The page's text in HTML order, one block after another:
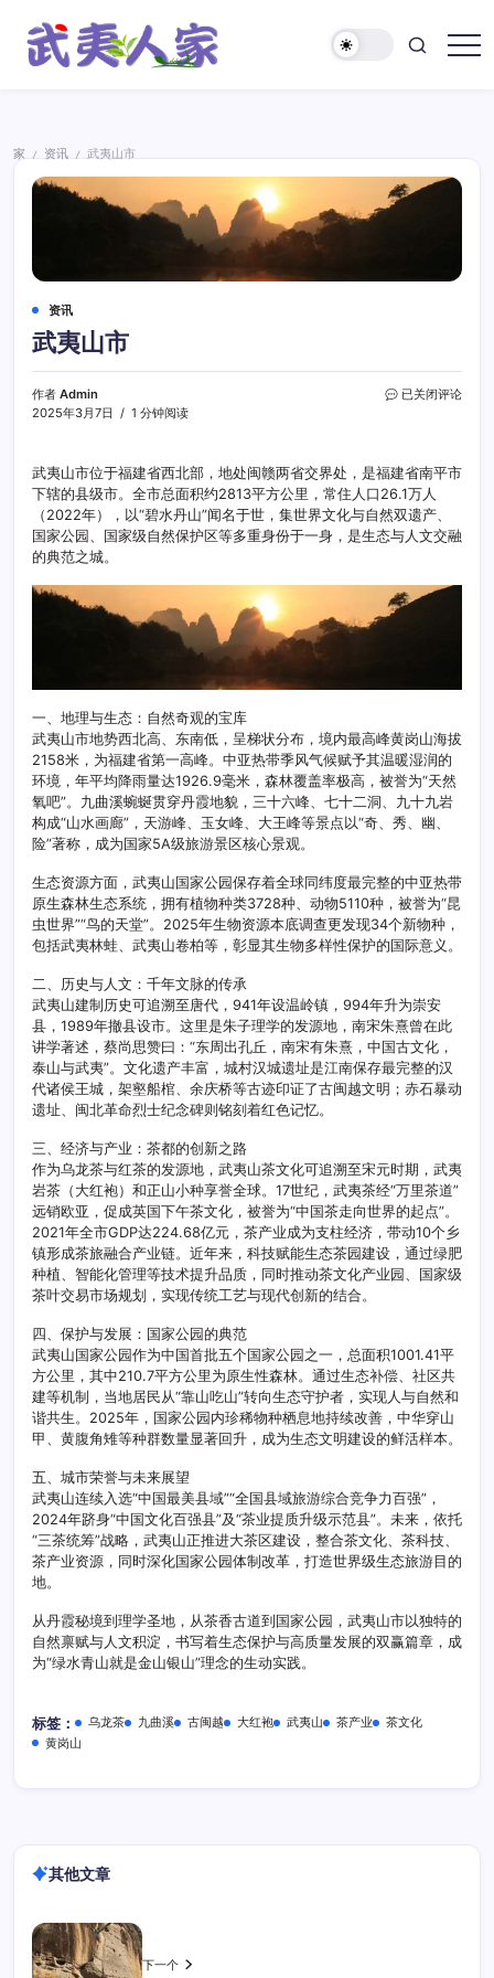
家
家 / 资讯 / 武夷山市
资讯
武夷山市
作者 Admin
2025年3月7日
1 分钟阅读
武
已关闭评论
武夷山市位于福建省西北部，地处闽赣两省交界处，是福建省南平市
下辖的县级市。全市总面积约2813平方公里，常住人口26.1万人
（2022年），以“碧水丹山”闻名于世，集世界文化与自然双遗产、
国家公园、国家级自然保护区等多重身份于一身，是生态与人文交融
的典范之城。
一、地理与生态：自然奇观的宝库
武夷山市地势西北高、东南低，呈梯状分布，境内最高峰黄岗山海拔
2158米，为福建省第一高峰。中亚热带季风气候赋予其温暖湿润的
环境，年平均降雨量达1926.9毫米，森林覆盖率极高，被誉为“天然
氧吧”。九曲溪蜿蜒贯穿丹霞地貌，三十六峰、七十二洞、九十九岩
构成“山水画廊”，天游峰、玉女峰、大王峰等景点以“奇、秀、幽、
险”著称，成为国家5A级旅游景区核心景观。
生态资源方面，武夷山国家公园保存着全球同纬度最完整的中亚热带
原生森林生态系统，拥有植物种类3728种、动物5110种，被誉为“昆
虫世界”“鸟的天堂”。2025年生物资源本底调查更发现34个新物种，
包括武夷林蛙、武夷山卷柏等，彰显其生物多样性保护的国际意义。
二、历史与人文：千年文脉的传承
武夷山建制历史可追溯至唐代，941年设温岭镇，994年升为崇安
县，1989年撤县设市。这里是朱子理学的发源地，南宋朱熹曾在此
讲学著述，蔡尚思赞曰：“东周出孔丘，南宋有朱熹，中国古文化，
泰山与武夷”。文化遗产丰富，城村汉城遗址是江南保存最完整的汉
代诸侯王城，架壑船棺、余庆桥等古迹印证了古闽越文明；赤石暴动
遗址、闽北革命烈士纪念碑则铭刻着红色记忆。
三、经济与产业：茶都的创新之路
作为乌龙茶与红茶的发源地，武夷山茶文化可追溯至宋元时期，武夷
岩茶（大红袍）和正山小种享誉全球。17世纪，武夷茶经“万里茶道”
远销欧亚，促成英国下午茶文化，被誉为“中国茶走向世界的起点”。
2021年全市GDP达224.68亿元，茶产业成为支柱经济，带动10个乡
镇形成茶旅融合产业链。近年来，科技赋能生态茶园建设，通过绿肥
种植、智能化管理等技术提升品质，同时推动茶文化产业园、国家级
茶叶交易市场规划，实现传统工艺与现代创新的结合。
四、保护与发展：国家公园的典范
武夷山国家公园作为中国首批五个国家公园之一，总面积1001.41平
方公里，其中210.7平方公里为原生性森林。通过生态补偿、社区共
建等机制，当地居民从“靠山吃山”转向生态守护者，实现人与自然和
谐共生。2025年，国家公园内珍稀物种栖息地持续改善，中华穿山
甲、黄腹角雉等种群数量显著回升，成为生态文明建设的鲜活样本。
五、城市荣誉与未来展望
武夷山连续入选“中国最美县域”“全国县域旅游综合竞争力百强”，
2024年跻身“中国文化百强县”及“茶业提质升级示范县”。未来，依托
“三茶统筹”战略，武夷山正推进大茶区建设，整合茶文化、茶科技、
茶产业资源，同时深化国家公园体制改革，打造世界级生态旅游目的
地。
从丹霞秘境到理学圣地，从茶香古道到国家公园，武夷山市以独特的
自然禀赋与人文积淀，书写着生态保护与高质量发展的双赢篇章，成
为“绿水青山就是金山银山”理念的生动实践。
标签： 乌龙茶 九曲溪 古闽越 大红袍 武夷山 茶产业
茶文化
黄岗山
其他文章
下一个